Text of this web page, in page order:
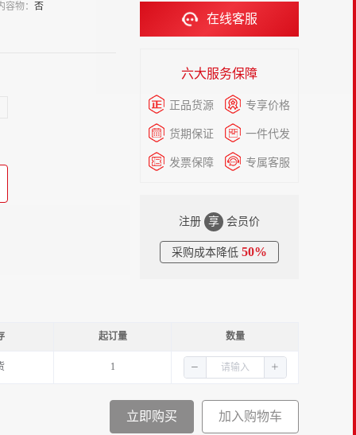
容物：否
在线客服
六大服务保障
正品货源 专享价格
货期保证 一件代发
发票保障 专属客服
注册 享 会员价
采购成本降低 50%
起订量 数量
1
立即购买 加入购物车